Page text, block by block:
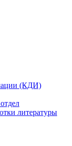
(КДИ)
литературы